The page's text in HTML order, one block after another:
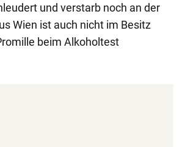
und verstarb noch an der
Wien ist auch nicht im Besitz
beim Alkoholtest